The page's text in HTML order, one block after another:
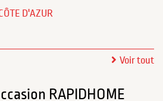
D'AZUR
Voir tout
RAPIDHOME